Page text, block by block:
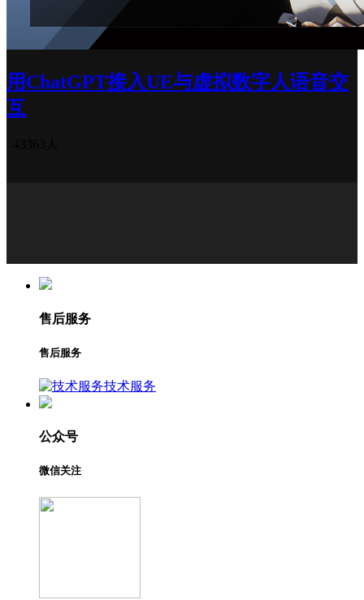
用ChatGPT接入UE与虚拟数字人语音交
互
售后服务
售后服务
技术服务
公众号
微信关注